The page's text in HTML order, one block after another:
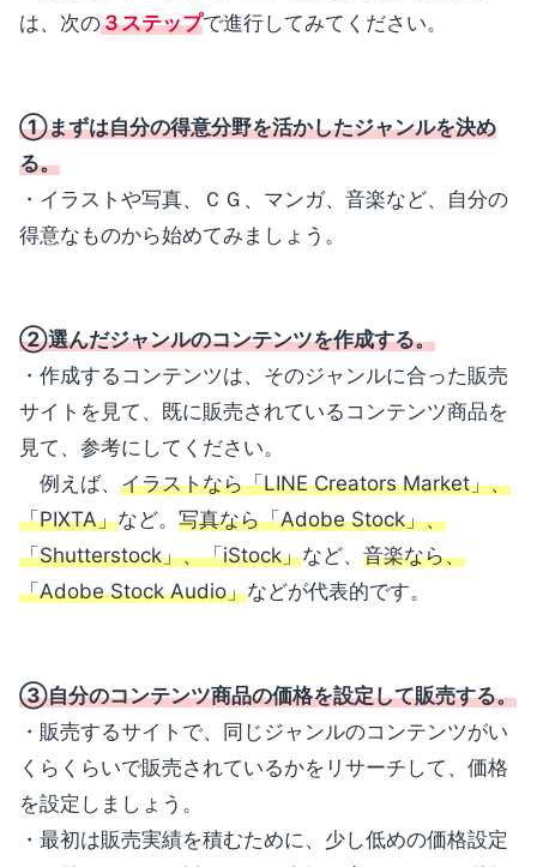
は、次の３ステップで進行してみてください。
①まずは自分の得意分野を活かしたジャンルを決め
る。
・イラストや写真、ＣＧ、マンガ、音楽など、自分の
得意なものから始めてみましょう。
②選んだジャンルのコンテンツを作成する。
・作成するコンテンツは、そのジャンルに合った販売
サイトを見て、既に販売されているコンテンツ商品を
見て、参考にしてください。
例えば、 イラストなら「LINE Creators Market」、
「PIXTA」など。 写真なら「Adobe Stock」、
「Shutterstock」、「iStock」など、 音楽なら、
「Adobe Stock Audio」などが代表的です。
③自分のコンテンツ商品の価格を設定して販売する。
・販売するサイトで、同じジャンルのコンテンツがい
くらくらいで販売されているかをリサーチして、価格
を設定しましょう。
・最初は販売実績を積むために、少し低めの価格設定